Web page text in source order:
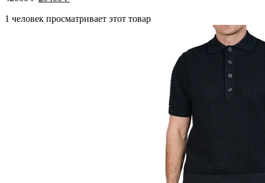
1 человек просматривает этот товар